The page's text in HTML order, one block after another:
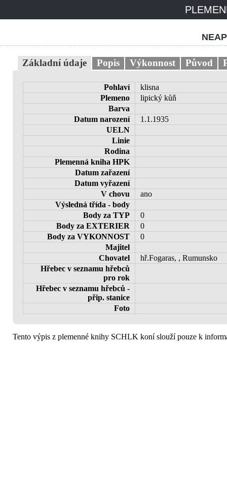
Základní údaje Popis Výkonnost Původ
Pohlaví
klisna
Plemeno
lipický kůň
Barva
Datum narození
1.1.1935
UELN
Linie
Rodina
Plemenná kniha HPK
Datum zařazení
Datum vyřazení
V chovu
ano
Výsledná třída - body
Body za TYP
0
Body za EXTERIER
0
Body za VYKONNOST
0
Majitel
Chovatel
hř.Fogaras, , Rumunsko
Hřebec v seznamu hřebců
pro rok
Hřebec v seznamu hřebců -
přip. stanice
Foto
Tento výpis z plemenné knihy SCHLK koní slouží pouze k